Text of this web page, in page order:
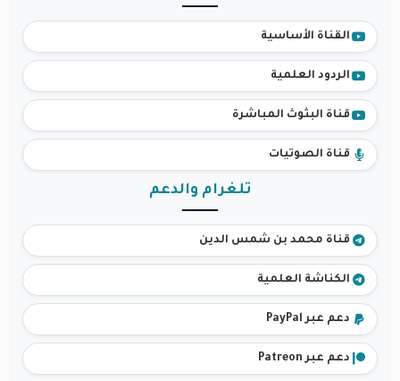
القناة الأساسية
الردود العلمية
قناة البثوث المباشرة
قناة الصوتيات
تلغرام والدعم
قناة محمد بن شمس الدين
الكناشة العلمية
دعم عبر PayPal
دعم عبر Patreon